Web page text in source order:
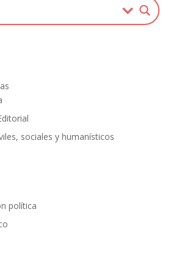
sociales y humanísticos
política